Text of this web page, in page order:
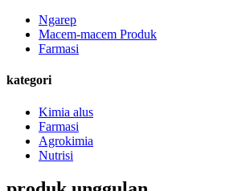
Ngarep
Macem-macem Produk
Farmasi
kategori
Kimia alus
Farmasi
Agrokimia
Nutrisi